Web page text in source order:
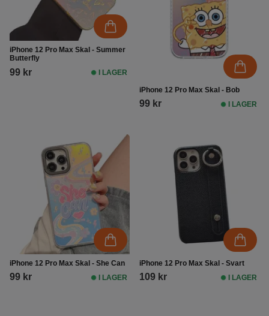
iPhone 12 Pro Max Skal - Summer
Butterfly
99 kr I LAGER
iPhone 12 Pro Max Skal - Bob
99 kr I LAGER
iPhone 12 Pro Max Skal - She Can
99 kr I LAGER
iPhone 12 Pro Max Skal - Svart
109 kr I LAGER